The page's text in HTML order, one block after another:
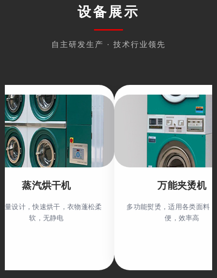
设备展示
自主研发生产 · 技术行业领先
干机
烘干，衣物蓬松柔
万能夹烫机
多功能熨烫，适用各类面料，操作简